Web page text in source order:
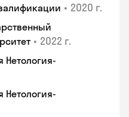
• 2020 г.
• 2022 г.
Нетология-
Нетология-